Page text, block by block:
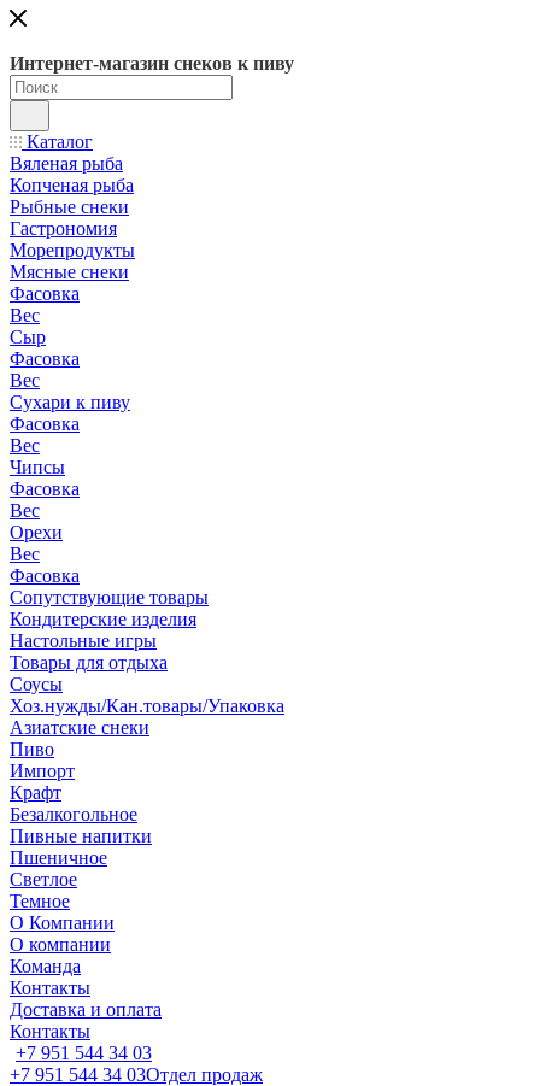
Интернет-магазин снеков к пиву
Каталог
Вяленая рыба
Копченая рыба
Рыбные снеки
Гастрономия
Морепродукты
Мясные снеки
Фасовка
Вес
Сыр
Фасовка
Вес
Сухари к пиву
Фасовка
Вес
Чипсы
Фасовка
Вес
Орехи
Вес
Фасовка
Сопутствующие товары
Кондитерские изделия
Настольные игры
Товары для отдыха
Соусы
Хоз.нужды/Кан.товары/Упаковка
Азиатские снеки
Пиво
Импорт
Крафт
Безалкогольное
Пивные напитки
Пшеничное
Светлое
Темное
О Компании
О компании
Команда
Контакты
Доставка и оплата
Контакты
+7 951 544 34 03
+7 951 544 34 03Отдел продаж